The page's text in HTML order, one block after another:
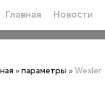
Главная Новости
»параметры »Wexler